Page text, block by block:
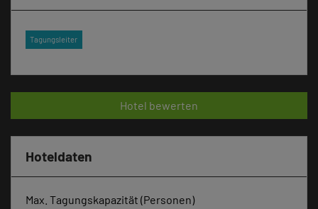
Tagungsleiter
Hotel bewerten
Hoteldaten
Max. Tagungskapazität (Personen)